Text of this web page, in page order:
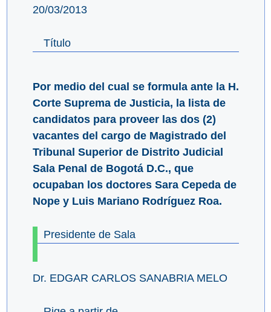
20/03/2013
Título
Por medio del cual se formula ante la H.
Corte Suprema de Justicia, la lista de
candidatos para proveer las dos (2)
vacantes del cargo de Magistrado del
Tribunal Superior de Distrito Judicial
Sala Penal de Bogotá D.C., que
ocupaban los doctores Sara Cepeda de
Nope y Luis Mariano Rodríguez Roa.
Presidente de Sala
Dr. EDGAR CARLOS SANABRIA MELO